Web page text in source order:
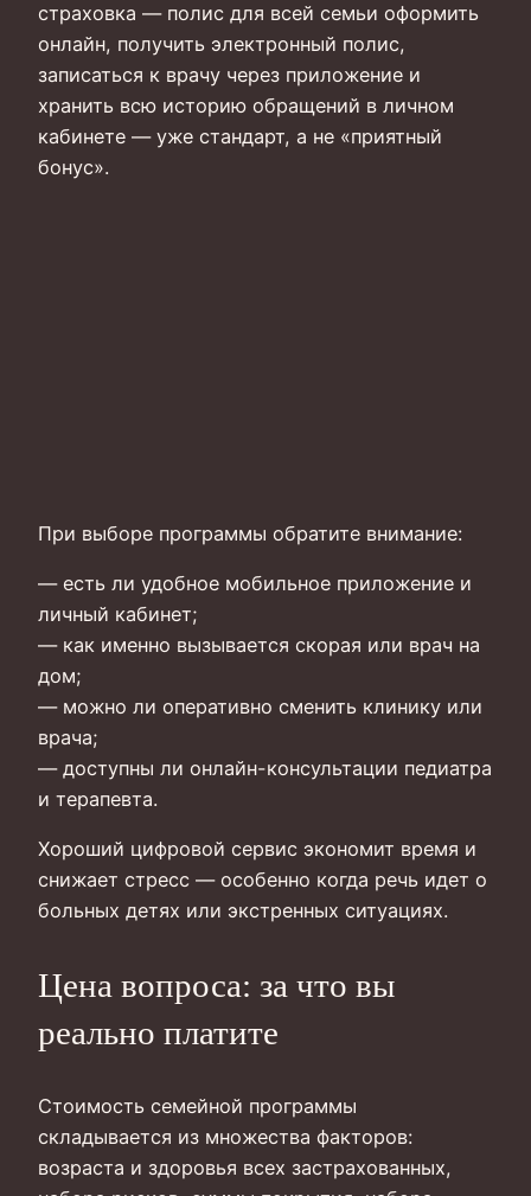
страховка — полис для всей семьи оформить
онлайн, получить электронный полис,
записаться к врачу через приложение и
хранить всю историю обращений в личном
кабинете — уже стандарт, а не «приятный
бонус».
При выборе программы обратите внимание:
— есть ли удобное мобильное приложение и
личный кабинет;
— как именно вызывается скорая или врач на
дом;
— можно ли оперативно сменить клинику или
врача;
— доступны ли онлайн-консультации педиатра
и терапевта.
Хороший цифровой сервис экономит время и
снижает стресс — особенно когда речь идет о
больных детях или экстренных ситуациях.
Цена вопроса: за что вы
реально платите
Стоимость семейной программы
складывается из множества факторов:
возраста и здоровья всех застрахованных,